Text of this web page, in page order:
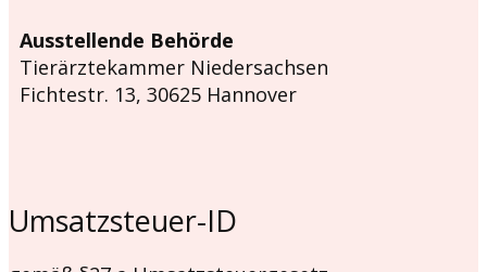
Ausstellende Behörde
Tierärztekammer Niedersachsen
Fichtestr. 13, 30625 Hannover
Umsatzsteuer-ID